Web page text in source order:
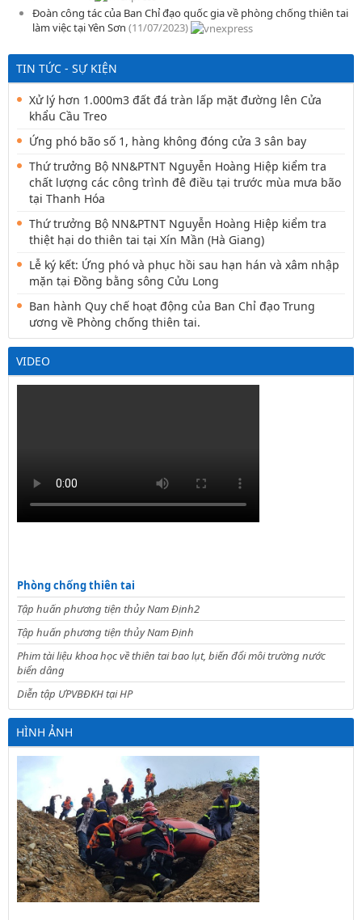
Đoàn công tác của Ban Chỉ đạo quốc gia về phòng chống thiên tai
làm việc tại Yên Sơn (11/07/2023)
TIN TỨC - SỰ KIỆN
Xử lý hơn 1.000m3 đất đá tràn lấp mặt đường lên Cửa
khẩu Cầu Treo
Ứng phó bão số 1, hàng không đóng cửa 3 sân bay
Thứ trưởng Bộ NN&PTNT Nguyễn Hoàng Hiệp kiểm tra
chất lượng các công trình đê điều tại trước mùa mưa bão
tại Thanh Hóa
Thứ trưởng Bộ NN&PTNT Nguyễn Hoàng Hiệp kiểm tra
thiệt hại do thiên tai tại Xín Mần (Hà Giang)
Lễ ký kết: Ứng phó và phục hồi sau hạn hán và xâm nhập
mặn tại Đồng bằng sông Cửu Long
Ban hành Quy chế hoạt động của Ban Chỉ đạo Trung
ương về Phòng chống thiên tai.
VIDEO
Phòng chống thiên tai
Tập huấn phương tiện thủy Nam Định2
Tập huấn phương tiện thủy Nam Định
Phim tài liệu khoa học về thiên tai bao lụt, biến đổi môi trường nước
biển dâng
Diễn tập ƯPVBĐKH tại HP
HÌNH ẢNH